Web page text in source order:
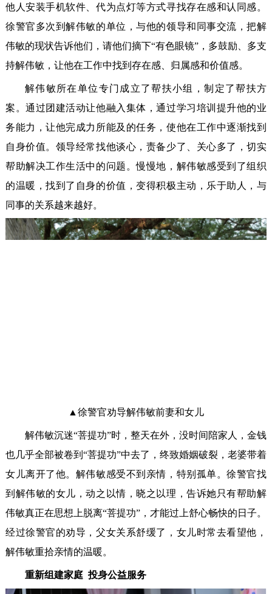
他人安装手机软件、代为点灯等方式寻找存在感和认同感。
徐警官多次到解伟敏的单位，与他的领导和同事交流，把解
伟敏的现状告诉他们，请他们摘下“有色眼镜”，多鼓励、多支
持解伟敏，让他在工作中找到存在感、归属感和价值感。
解伟敏所在单位专门成立了帮扶小组，制定了帮扶方
案。通过团建活动让他融入集体，通过学习培训提升他的业
务能力，让他完成力所能及的任务，使他在工作中逐渐找到
自身价值。领导经常找他谈心，责备少了、关心多了，切实
帮助解决工作生活中的问题。慢慢地，解伟敏感受到了组织
的温暖，找到了自身的价值，变得积极主动，乐于助人，与
同事的关系越来越好。
▲徐警官劝导解伟敏前妻和女儿
解伟敏沉迷“菩提功”时，整天在外，没时间陪家人，金钱
也几乎全部被卷到“菩提功”中去了，终致婚姻破裂，老婆带着
女儿离开了他。解伟敏感受不到亲情，特别孤单。徐警官找
到解伟敏的女儿，动之以情，晓之以理，告诉她只有帮助解
伟敏真正在思想上脱离“菩提功”，才能过上舒心畅快的日子。
经过徐警官的劝导，父女关系舒缓了，女儿时常去看望他，
解伟敏重拾亲情的温暖。
重新组建家庭 投身公益服务